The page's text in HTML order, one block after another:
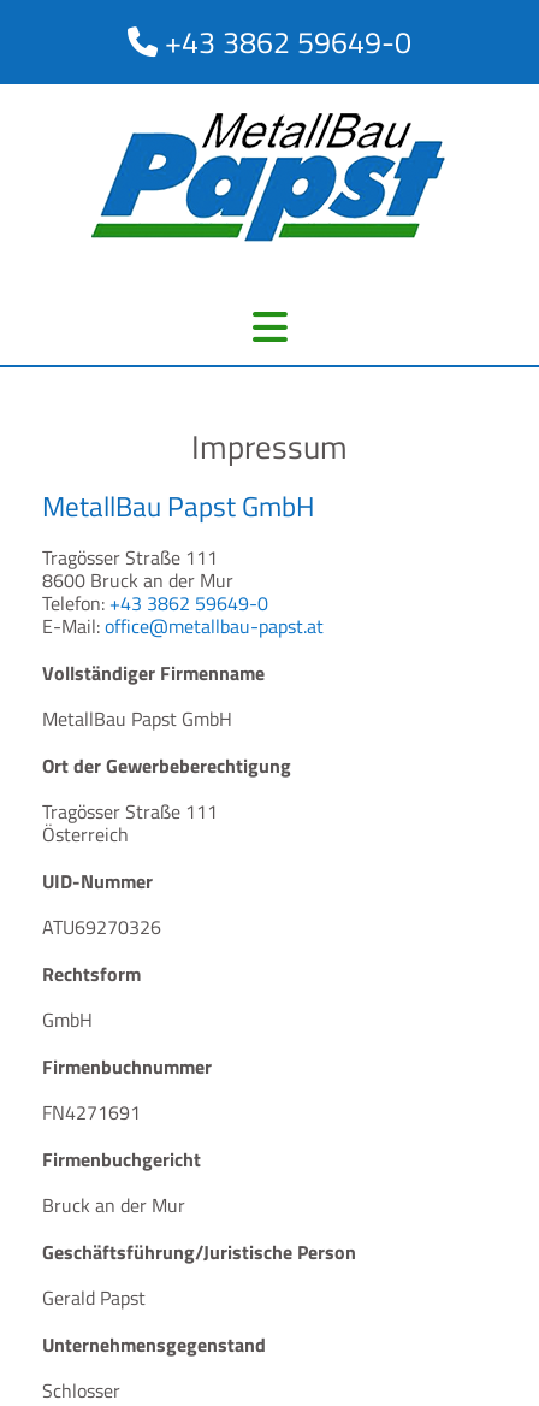
 +43 3862 59649-0
Impressum
MetallBau Papst GmbH
Tragösser Straße 111
8600 Bruck an der Mur
Telefon: +43 3862 59649-0
E-Mail:office@metallbau-papst.at
Vollständiger Firmenname
MetallBau Papst GmbH
Ort der Gewerbeberechtigung
Tragösser Straße 111
Österreich
UID-Nummer
ATU69270326
Rechtsform
GmbH
Firmenbuchnummer
FN4271691
Firmenbuchgericht
Bruck an der Mur
Geschäftsführung/Juristische Person
Gerald Papst
Unternehmensgegenstand
Schlosser